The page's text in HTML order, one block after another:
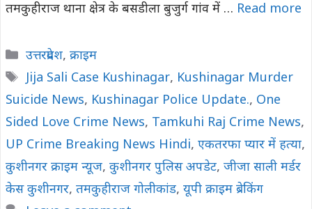
तमकुहीराज थाना क्षेत्र के बसडीला बुजुर्ग गांव में … Read more
Categories
उत्तरप्रदेश, क्राइम
Tags
Jija Sali Case Kushinagar, Kushinagar Murder
Suicide News, Kushinagar Police Update., One
Sided Love Crime News, Tamkuhi Raj Crime News,
UP Crime Breaking News Hindi, एकतरफा प्यार में हत्या,
कुशीनगर क्राइम न्यूज, कुशीनगर पुलिस अपडेट, जीजा साली मर्डर
केस कुशीनगर, तमकुहीराज गोलीकांड, यूपी क्राइम ब्रेकिंग